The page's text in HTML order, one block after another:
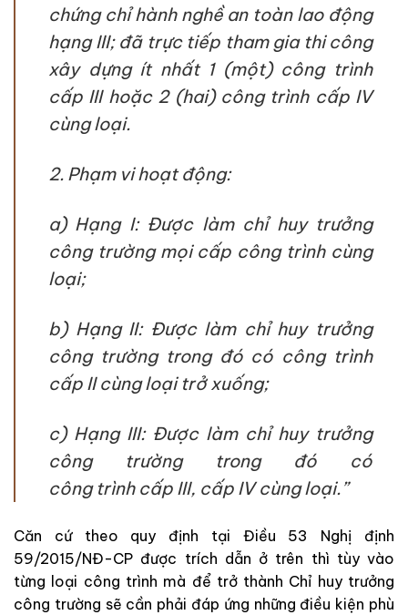
chứng chỉ hành nghề an toàn lao động
hạng III; đã trực tiếp tham gia thi công
xây dựng ít nhất 1 (một) công trình
cấp III hoặc 2 (hai) công trình cấp IV
cùng loại.
2. Phạm vi hoạt động:
a) Hạng I: Được làm chỉ huy trưởng
công trường mọi cấp công trình cùng
loại;
b) Hạng II: Được làm chỉ huy trưởng
công trường trong đó có công trình
cấp II cùng loại trở xuống;
c) Hạng III: Được làm chỉ huy trưởng
công trường trong đó có
công trình cấp III, cấp IV cùng loại.”
Căn cứ theo quy định tại Điều 53 Nghị định
59/2015/NĐ-CP được trích dẫn ở trên thì tùy vào
từng loại công trình mà để trở thành Chỉ huy trưởng
công trường sẽ cần phải đáp ứng những điều kiện phù